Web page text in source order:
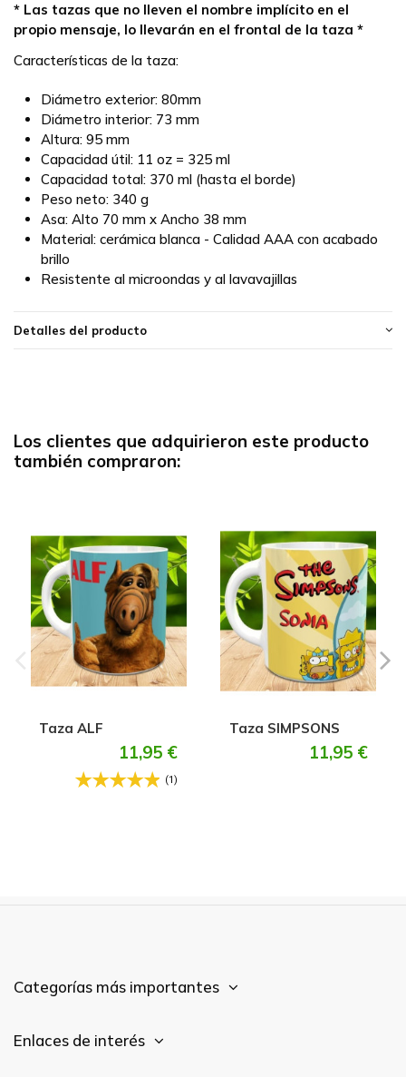
* Las tazas que no lleven el nombre implícito en el
propio mensaje, lo llevarán en el frontal de la taza *
Características de la taza:
Diámetro exterior: 80mm
Diámetro interior: 73 mm
Altura: 95 mm
Capacidad útil: 11 oz = 325 ml
Capacidad total: 370 ml (hasta el borde)
Peso neto: 340 g
Asa: Alto 70 mm x Ancho 38 mm
Material: cerámica blanca - Calidad AAA con acabado
brillo
Resistente al microondas y al lavavajillas
Detalles del producto
Los clientes que adquirieron este producto
también compraron:
Taza ALF
11,95 €
(1)
Taza SIMPSONS
11,95 €
Categorías más importantes
Enlaces de interés